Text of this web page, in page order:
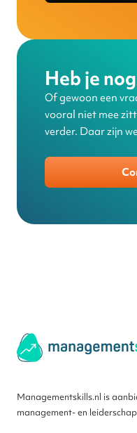
Heb je
Of gewoon een
vooral niet mee
verder. Daar zijn
Managementskills.nl is
management- en